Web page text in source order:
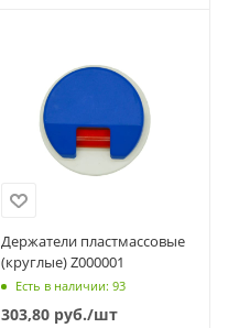
Держатели пластмассовые
(круглые) Z000001
Есть в наличии: 93
303,80 руб./шт